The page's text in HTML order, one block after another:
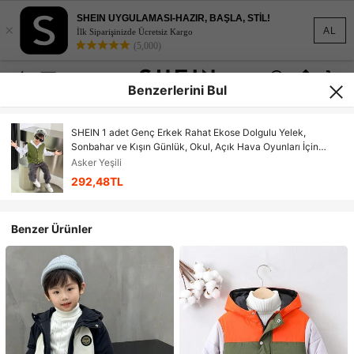
AL
×
SHEIN UYGULAMASI-HAZIR, BAŞLA, STİL!
İlk Siparişinizde Ücretsiz Kargo
(5,000)
Benzerlerini Bul
SHEIN 1 adet Genç Erkek Rahat Ekose Dolgulu Yelek,
Sonbahar ve Kışın Günlük, Okul, Açık Hava Oyunları İçin
Uygun
Asker Yeşili
292,48TL
Benzer Ürünler